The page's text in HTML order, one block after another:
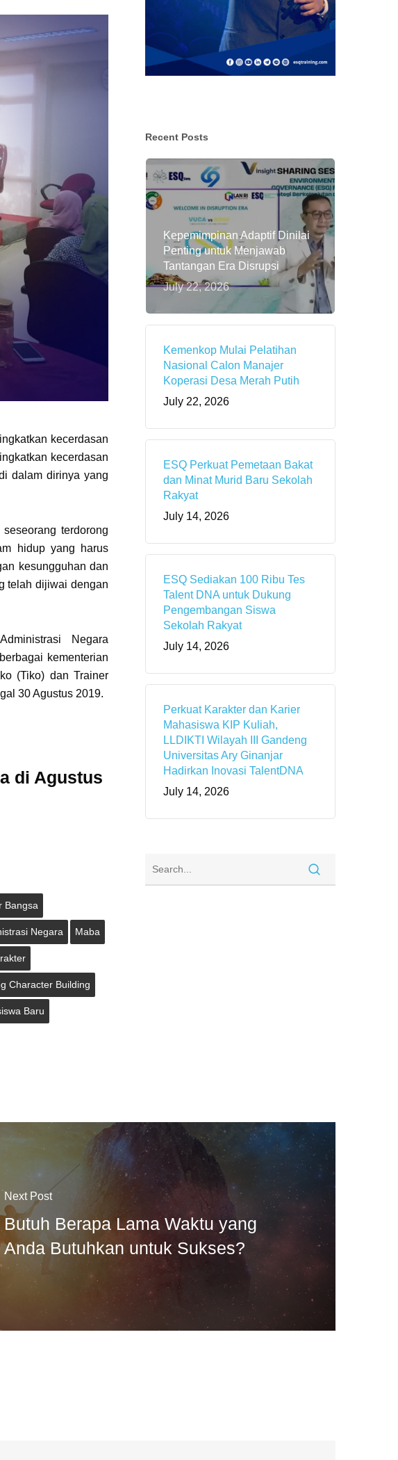
kecerdasan
kecerdasan
dalam dirinya yang
terdorong
hidup yang harus
kesungguhan dan
telah dijiwai dengan
Negara
kementerian
(Tiko) dan Trainer
30 Agustus 2019.
di Agustus
Bangsa
Negara Maba
Character Building
Baru
Recent Posts
Kepemimpinan Adaptif Dinilai
Penting untuk Menjawab
Tantangan Era Disrupsi
July 22, 2026
Kemenkop Mulai Pelatihan
Nasional Calon Manajer
Koperasi Desa Merah Putih
July 22, 2026
ESQ Perkuat Pemetaan Bakat
dan Minat Murid Baru Sekolah
Rakyat
July 14, 2026
ESQ Sediakan 100 Ribu Tes
Talent DNA untuk Dukung
Pengembangan Siswa
Sekolah Rakyat
July 14, 2026
Perkuat Karakter dan Karier
Mahasiswa KIP Kuliah,
LLDIKTI Wilayah III Gandeng
Universitas Ary Ginanjar
Hadirkan Inovasi TalentDNA
July 14, 2026
Next Post
Butuh Berapa Lama Waktu yang
Anda Butuhkan untuk Sukses?